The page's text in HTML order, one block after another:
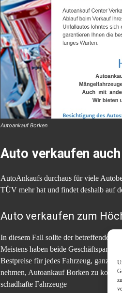
Autoankauf Borken
Auto verkaufen
AutoAnkaufs durchaus für viele
TÜV mehr hat und findet deshalb auf
Auto verkaufen zum
In diesem Fall sollte der betreffende
Meistens haben beide
Bestpreise für jedes Fahrzeug, ganz
nehmen, Autoankauf Borken zu
schadhafte Fahrzeuge